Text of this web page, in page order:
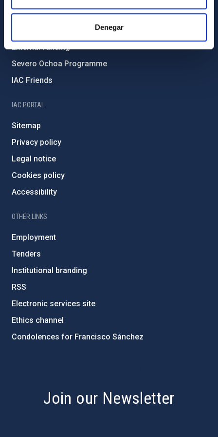
Denegar
Forever IAC
External funding
Severo Ochoa Programme
IAC Friends
IAC PORTAL
Sitemap
Privacy policy
Legal notice
Cookies policy
Accessibility
OTHER LINKS
Employment
Tenders
Institutional branding
RSS
Electronic services site
Ethics channel
Condolences for Francisco Sánchez
Join our Newsletter